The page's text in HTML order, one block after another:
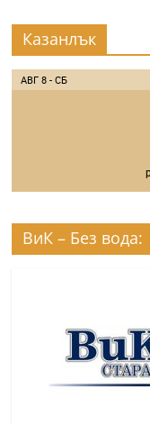
Казанлък
АВГ 8 - СБ
ВиК – Без вода: